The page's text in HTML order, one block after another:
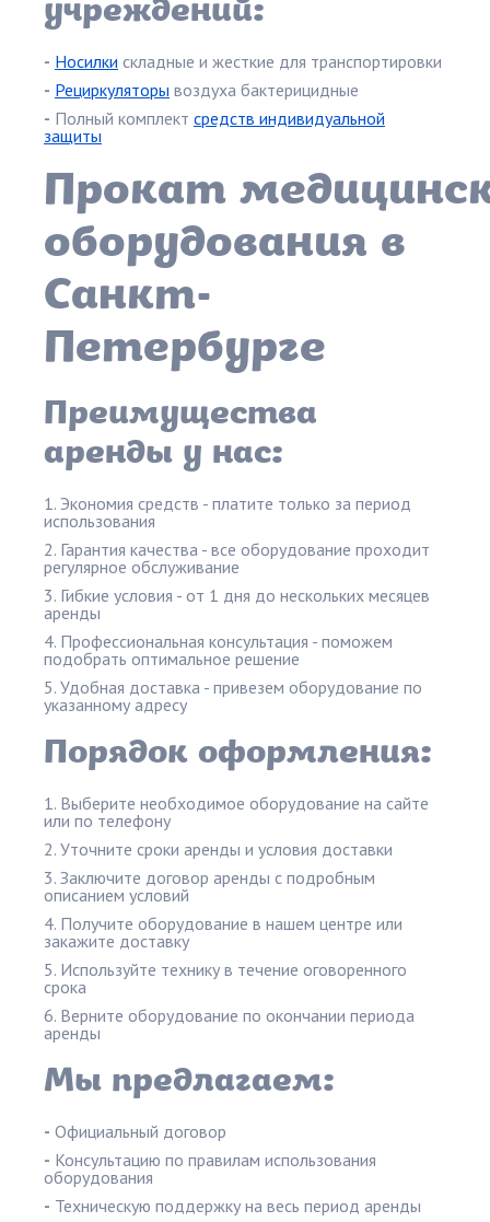
учреждений:
- Носилки складные и жесткие для транспортировки
- Рециркуляторы воздуха бактерицидные
- Полный комплект средств индивидуальной
защиты
Прокат
оборудования в
Санкт-
Петербурге
Преимущества
аренды у нас:
Экономия средств - платите только за период
использования
Гарантия качества - все оборудование проходит
регулярное обслуживание
Гибкие условия - от 1 дня до нескольких месяцев
аренды
Профессиональная консультация - поможем
подобрать оптимальное решение
Удобная доставка - привезем оборудование по
указанному адресу
Порядок оформления:
Выберите необходимое оборудование на сайте
или по телефону
Уточните сроки аренды и условия доставки
Заключите договор аренды с подробным
описанием условий
Получите оборудование в нашем центре или
закажите доставку
Используйте технику в течение оговоренного
срока
Верните оборудование по окончании периода
аренды
Мы предлагаем:
- Официальный договор
- Консультацию по правилам использования
оборудования
- Техническую поддержку на весь период аренды